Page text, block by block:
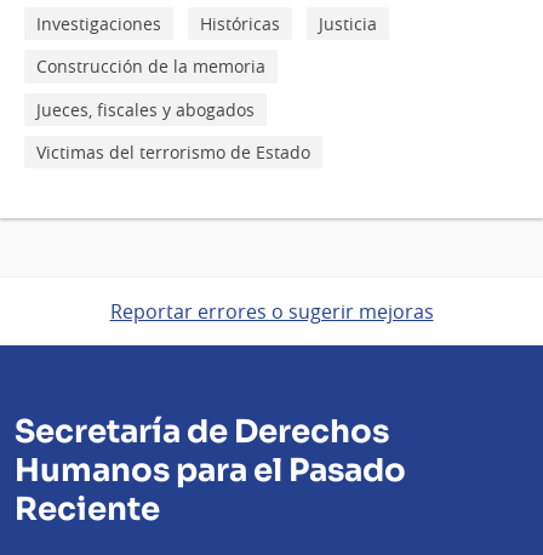
Investigaciones
Históricas
Justicia
Construcción de la memoria
Jueces, fiscales y abogados
Victimas del terrorismo de Estado
Reportar errores o sugerir mejoras
Secretaría de Derechos
Humanos para el Pasado
Reciente